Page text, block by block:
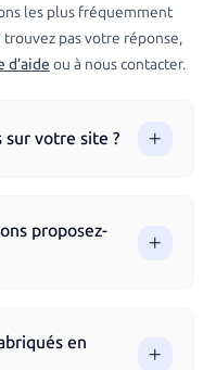
les plus fréquemment
trouvez pas votre réponse,
d’aide ou à nous contacter.
sur votre site ?
étape pour
proposez-
et tampographie.
en